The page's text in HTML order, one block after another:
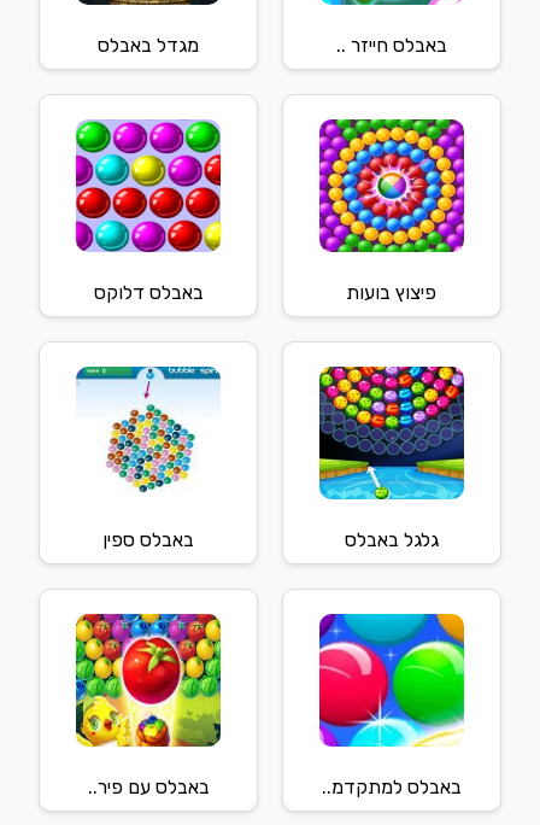
באבלס חייזר .. מגדל באבלס
פיצוץ בועות באבלס דלוקס
גלגל באבלס באבלס ספין
באבלס למתקדמ.. באבלס עם פיר..